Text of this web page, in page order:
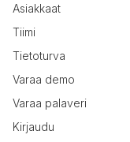
Asiakkaat
Tiimi
Tietoturva
Varaa demo
Varaa palaveri
Kirjaudu